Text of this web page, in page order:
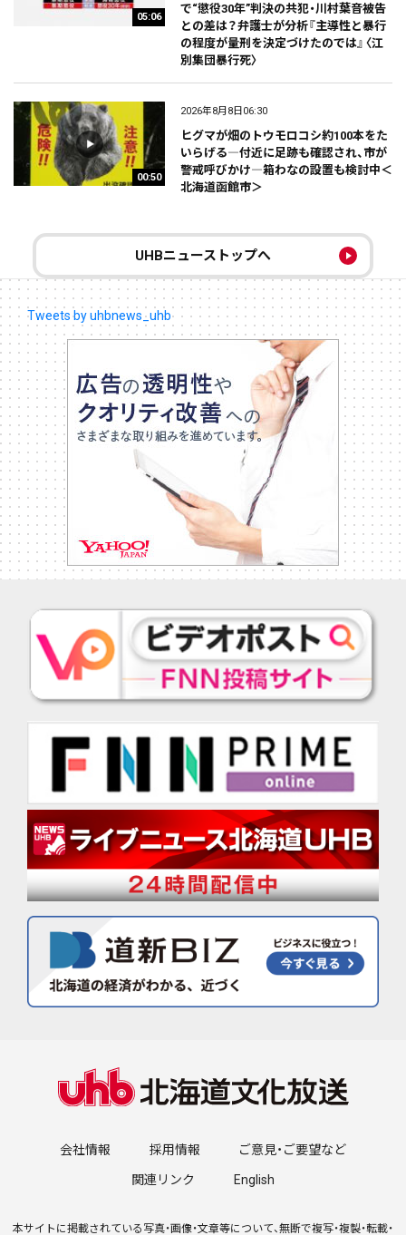
05:06
で“懲役30年”判決の共犯・川村葉音被告
との差は？弁護士が分析『主導性と暴行
の程度が量刑を決定づけたのでは』〈江
別集団暴行死〉
00:50
2026年8月8日06:30
ヒグマが畑のトウモロコシ約100本をた
いらげる―付近に足跡も確認され、市が
警戒呼びかけ―箱わなの設置も検討中＜
北海道函館市＞
UHBニューストップへ
Tweets by uhbnews_uhb
会社情報 採用情報 ご意見・ご要望など
関連リンク English
本サイトに掲載されている写真・画像・文章等について、無断で複写・複製・転載・